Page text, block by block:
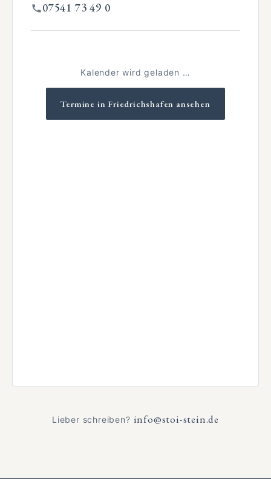
07541 73 49 0
Kalender wird geladen …
Termine in Friedrichshafen ansehen
Lieber schreiben? info@stoi-stein.de